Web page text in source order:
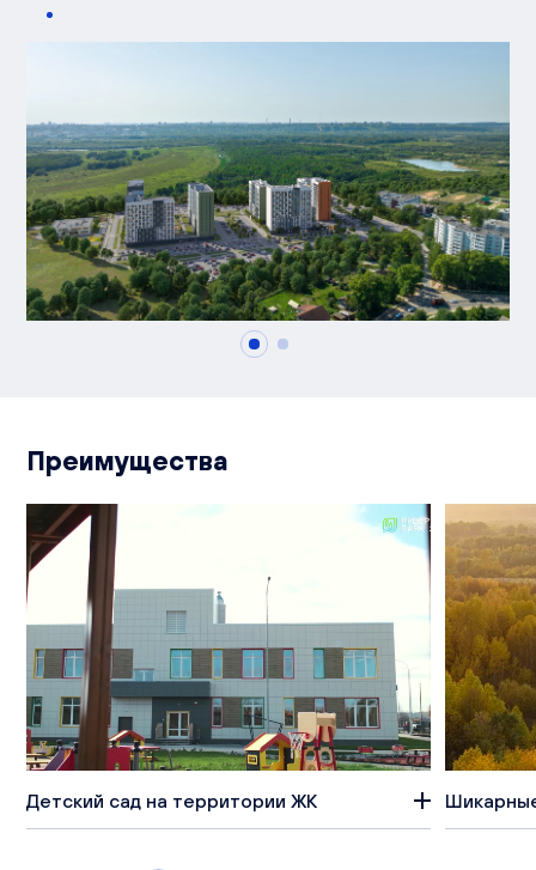
Преимущества
Детский сад на территории ЖК